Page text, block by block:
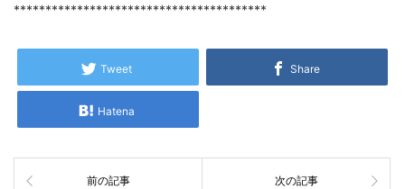
****************************************
Tweet Share
Hatena
前の記事 次の記事